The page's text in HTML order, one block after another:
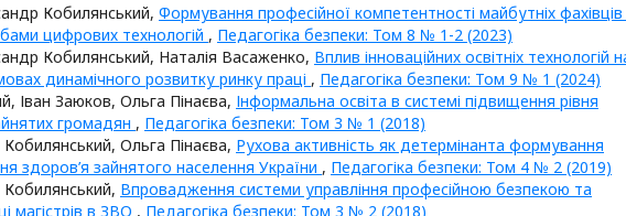
Кобилянський, Формування професійної компетентності майбутніх фахівців
цифрових технологій , Педагогіка безпеки: Том 8 № 1-2 (2023)
Кобилянський, Наталія Васаженко, Вплив інноваційних освітніх технологій
динамічного розвитку ринку праці , Педагогіка безпеки: Том 9 № 1 (2024)
Іван Заюков, Ольга Пінаєва, Інформальна освіта в системі підвищення рівня
громадян , Педагогіка безпеки: Том 3 № 1 (2018)
Ольга Пінаєва, Рухова активність як детермінанта формування
здоров’я зайнятого населення України , Педагогіка безпеки: Том 4 № 2 (2019)
Впровадження системи управління професійною безпекою та
магістрів в ЗВО , Педагогіка безпеки: Том 3 № 2 (2018)